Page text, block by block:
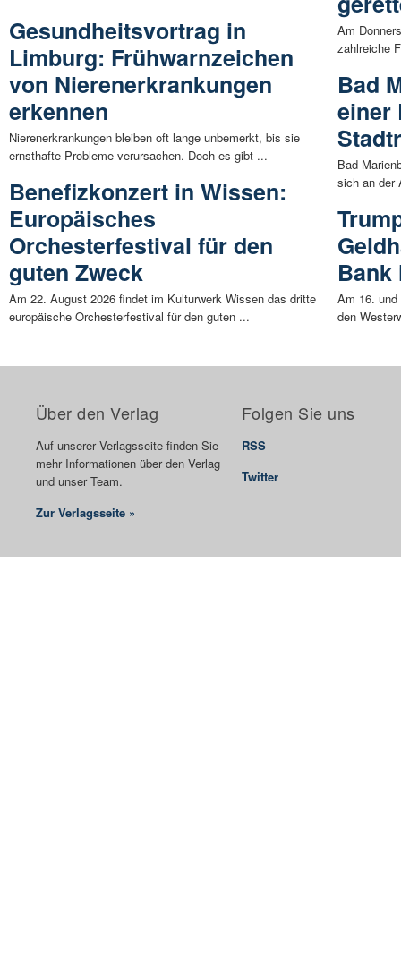
Gesundheitsvortrag in
Limburg: Frühwarnzeichen
von Nierenerkrankungen
erkennen
Nierenerkrankungen bleiben oft lange unbemerkt, bis sie
ernsthafte Probleme verursachen. Doch es gibt ...
Benefizkonzert in Wissen:
Europäisches
Orchesterfestival für den
guten Zweck
Am 22. August 2026 findet im Kulturwerk Wissen das dritte
europäische Orchesterfestival für den guten ...
Am
zahlreiche
Bad
einer
Bad
sich an der
Bank
Am 16.
den
Über den Verlag
Auf unserer Verlagsseite finden Sie
mehr Informationen über den Verlag
und unser Team.
Zur Verlagsseite »
Folgen Sie uns
RSS
Twitter